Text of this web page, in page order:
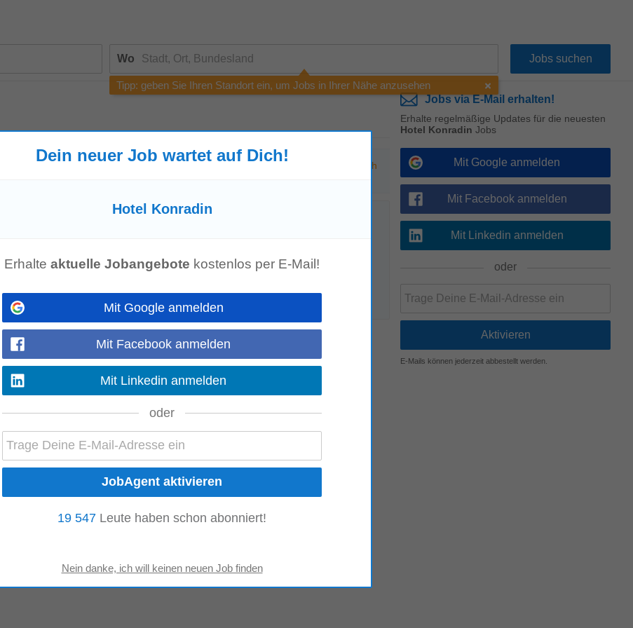
Wo
Tipp: geben Sie Ihren Standort ein, um Jobs in Ihrer Nähe anzusehen
Rechtschreibung, versuchen Sie eine andere Suchanfrage oder
suchen Sie nach
mehr!
Jobs via E-Mail erhalten!
Erhalte regelmäßige Updates für die neuesten
Hotel Konradin Jobs
Mit Google anmelden
Mit Facebook anmelden
Mit Linkedin anmelden
oder
E-Mails können jederzeit abbestellt werden.
Dein neuer Job wartet auf Dich!
Hotel Konradin
Erhalte aktuelle Jobangebote kostenlos per E-Mail!
Mit Google anmelden
Mit Facebook anmelden
Mit Linkedin anmelden
oder
19 547 Leute haben schon abonniert!